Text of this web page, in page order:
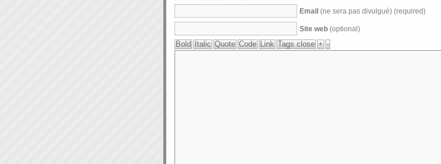
Email (ne sera pas divulgué) (required)
Site web (optional)